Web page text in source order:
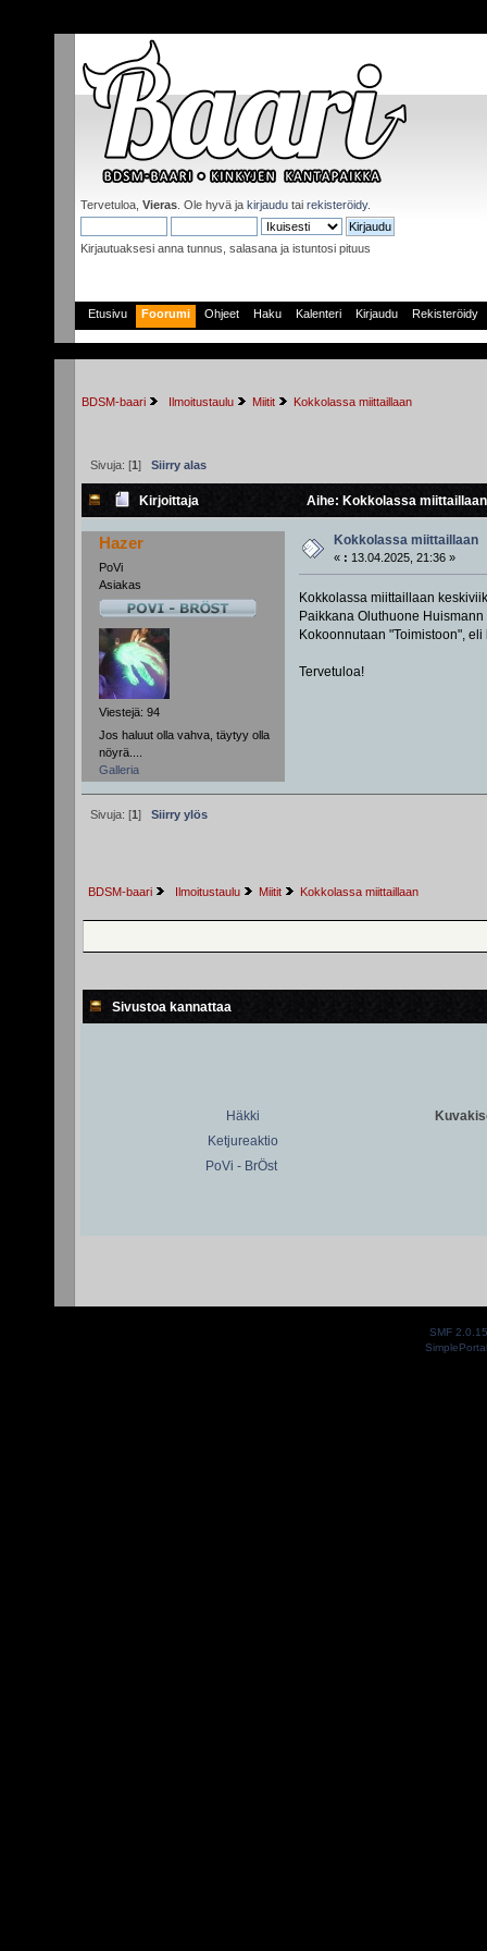
Tervetuloa, Vieras . Ole hyvä ja kirjaudu tai rekisteröidy.
Kirjautuaksesi anna tunnus, salasana ja istuntosi pituus
Etusivu Foorumi Ohjeet Haku Kalenteri Kirjaudu Rekisteröidy
BDSM-baari Ilmoitustaulu Miitit Kokkolassa miittaillaan
Sivuja: [1] Siirry alas
Kirjoittaja Aihe: Kokkolassa
Hazer
PoVi
Asiakas
Viestejä: 94
Jos haluut olla vahva, täytyy olla
nöyrä....
Galleria
Kokkolassa miittaillaan
« : 13.04.2025, 21:36 »
Kokkolassa miittaillaan
Paikkana Oluthuone
Kokoonnutaan "Toimistoon",
Tervetuloa!
Sivuja: [1] Siirry ylös
BDSM-baari Ilmoitustaulu Miitit Kokkolassa miittaillaan
Sivustoa kannattaa
Häkki
Ketjureaktio
PoVi - BrÖst
SMF 2.0.15